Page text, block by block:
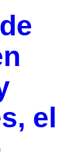
el